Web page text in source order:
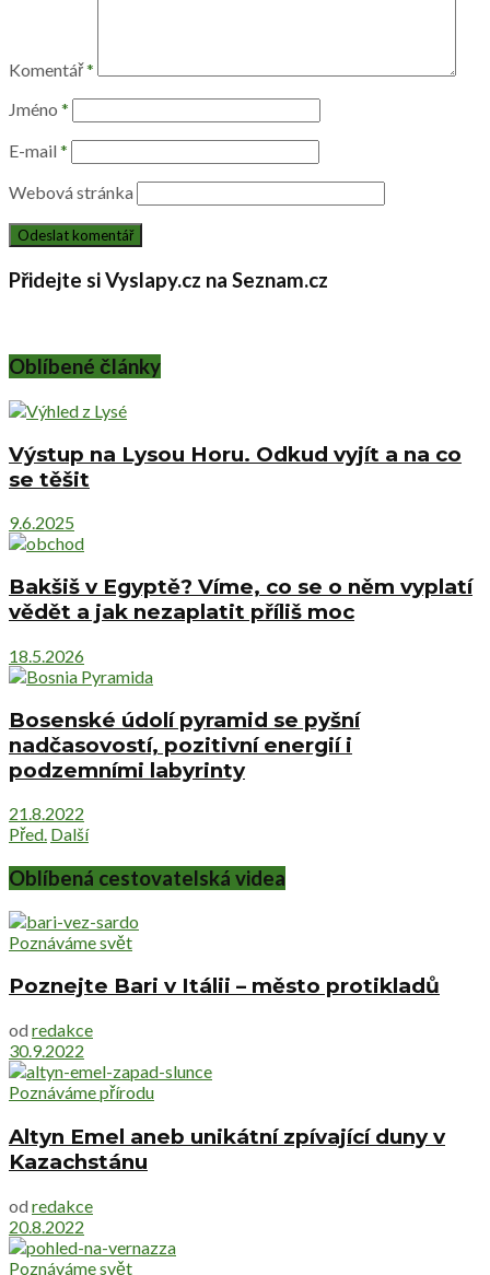
Komentář*
Jméno *
E-mail *
Webová stránka
Přidejte si Vyslapy.cz na Seznam.cz
Oblíbené články
Výstup na Lysou Horu. Odkud vyjít a na co
se těšit
9.6.2025
Bakšiš v Egyptě? Víme, co se o něm vyplatí
vědět a jak nezaplatit příliš moc
18.5.2026
Bosenské údolí pyramid se pyšní
nadčasovostí, pozitivní energií i
podzemními labyrinty
21.8.2022
Před. Další
Oblíbená cestovatelská videa
Poznáváme svět
Poznejte Bari v Itálii – město protikladů
od redakce
30.9.2022
Poznáváme přírodu
Altyn Emel aneb unikátní zpívající duny v
Kazachstánu
od redakce
20.8.2022
Poznáváme svět